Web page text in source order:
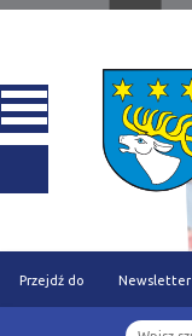
Przejdź do Newsletter